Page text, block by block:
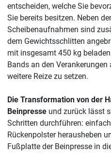
entscheiden, welche Sie
Sie bereits besitzen. Neben
Scheibenaufnahmen sind
dem Gewichtsschlitten
mit insgesamt 450 kg
Bands an den
weitere Reize zu setzen.
Die Transformation von der
Beinpresse und zurück lässt
Schritten durchführen:
Rückenpolster herausheben
Fußplatte der Beinpresse in